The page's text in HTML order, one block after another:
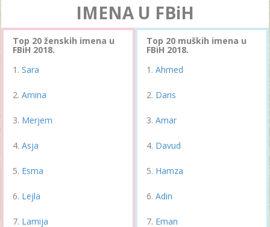
IMENA U FBiH
Top 20 ženskih imena u
FBiH 2018.
Sara
Amina
Merjem
Asja
Esma
Lejla
Lamija
Top 20 muških imena u
FBiH 2018.
Ahmed
Daris
Amar
Davud
Hamza
Adin
Eman